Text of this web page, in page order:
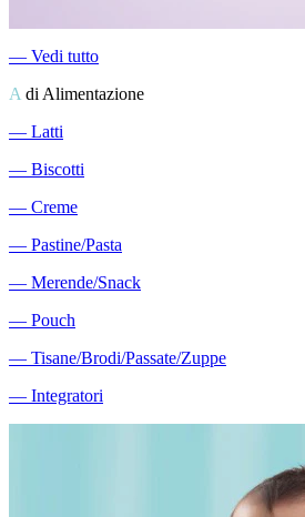
― Vedi tutto
A di Alimentazione
― Latti
― Biscotti
― Creme
― Pastine/Pasta
― Merende/Snack
― Pouch
― Tisane/Brodi/Passate/Zuppe
― Integratori